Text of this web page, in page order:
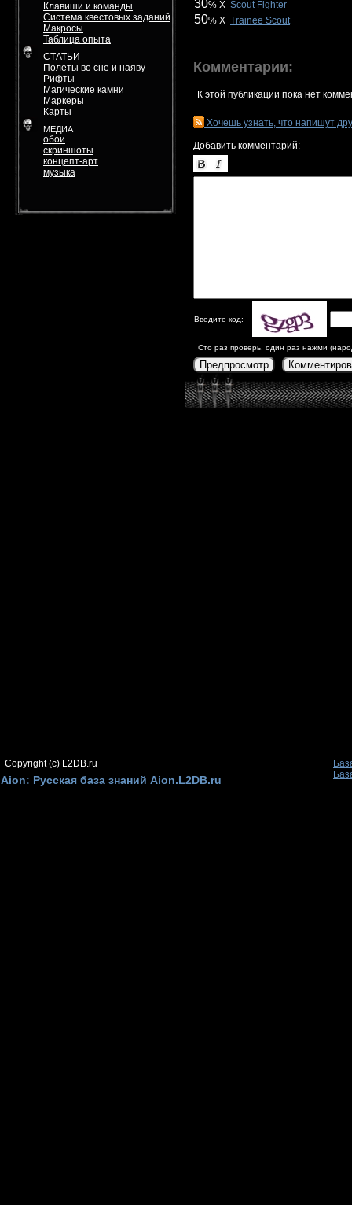
Клавиши и команды
Система квестовых заданий
Макросы
Таблица опыта
СТАТЬИ
Полеты во сне и наяву
Рифты
Магические камни
Маркеры
Карты
МЕДИА
обои
скриншоты
концепт-арт
музыка
30% X Scout Fighter
50% X Trainee Scout
Комментарии:
К этой публикации пока нет
Хочешь узнать, что напишут
Добавить комментарий:
Введите код:
Сто раз проверь, один раз нажми
Предпросмотр
Copyright (c) L2DB.ru
Aion: Русская база знаний Aion.L2DB.ru